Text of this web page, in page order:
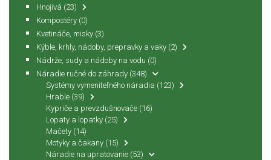
Hnojivá (23)
Kompostéry (0)
Kvetináče, misky (3)
Kýble, krhly, nádoby, prepravky a vaky (2)
Nádrže, sudy a nádoby na vodu (0)
Náradie ručné do záhrady (348)
Systémy vymeniteľného náradia (123)
Hrable (39)
Kypriče a prevzdušnovače (16)
Lopaty a lopatky (25)
Mačety (14)
Motyky a čakany (15)
Náradie na upratovanie (53)